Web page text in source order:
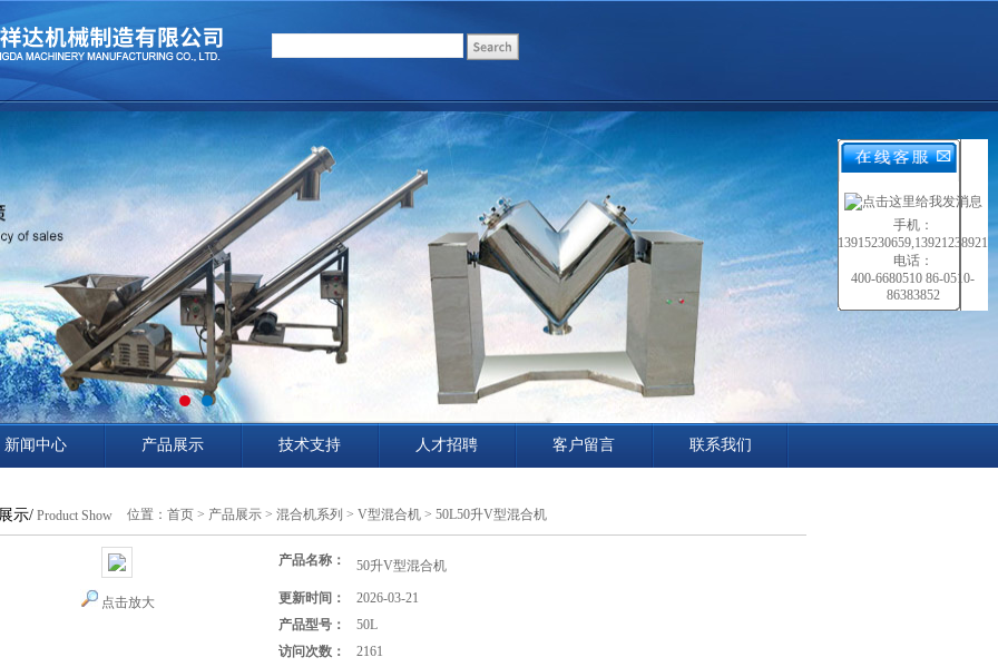
新闻中心 产品展示 技术支持 人才招聘 客户留言 联系我们
示/ Product Show 位置： 首页 > 产品展示 > 混合机系列 > V型混合机 > 50L50升V型混合机
点击放大
产品名称： 50升V型混合机
更新时间：
2026-03-21
产品型号：
50L
访问次数：
2161
手机：
13915230659,13921238921
电话：
400-6680510 86-0510-
86383852